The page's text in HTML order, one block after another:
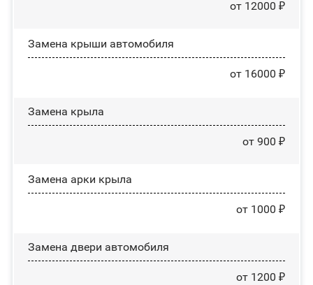
от 12000 ₽
Замена крыши автомобиля
от 16000 ₽
Замена крыла
от 900 ₽
Замена арки крыла
от 1000 ₽
Замена двери автомобиля
от 1200 ₽